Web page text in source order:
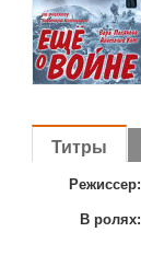
Титры
Режиссер:
В ролях: